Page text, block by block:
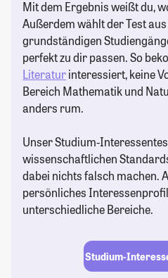
Mit dem Ergebnis weißt du,
Außerdem wählt der Test
grundständigen
perfekt zu dir passen. So
Literaturinteressiert, keine
Bereich Mathematik und
anders rum.
Unser Studium-
wissenschaftlichen
dabei nichts falsch machen.
persönliches
unterschiedliche Bereiche.
Studium-